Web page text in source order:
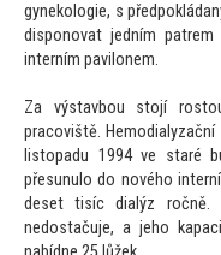
gynekologie, s
disponovat jedním
interním pavilonem.
Za výstavbou stojí
pracoviště.
listopadu 1994 ve staré
přesunulo do nového
deset tisíc dialýz ročně.
nedostačuje, a jeho